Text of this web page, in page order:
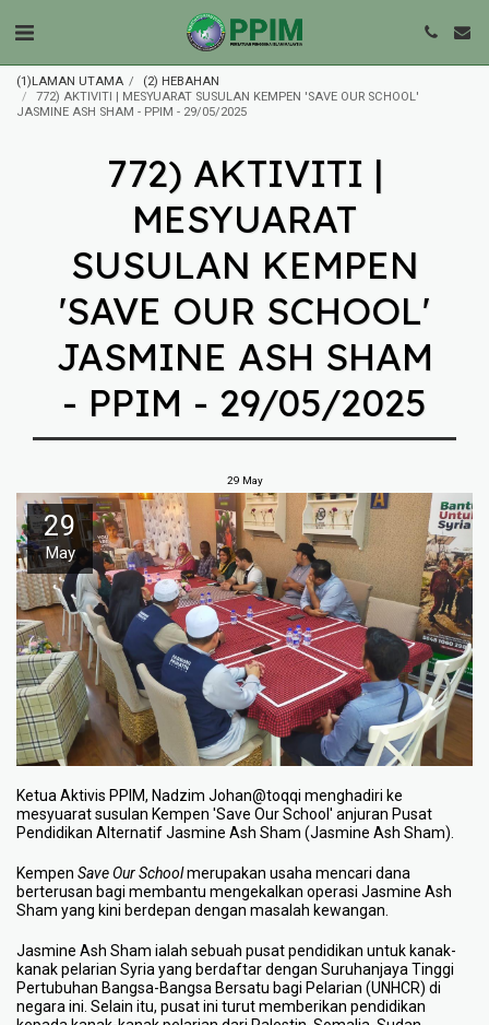
(1)LAMAN UTAMA
(2) HEBAHAN
772) AKTIVITI | MESYUARAT SUSULAN KEMPEN 'SAVE OUR SCHOOL'
JASMINE ASH SHAM - PPIM - 29/05/2025
772) AKTIVITI |
MESYUARAT
SUSULAN KEMPEN
'SAVE OUR SCHOOL'
JASMINE ASH SHAM
- PPIM - 29/05/2025
29 May
29
May
Ketua Aktivis PPIM, Nadzim Johan@toqqi menghadiri ke
mesyuarat susulan Kempen 'Save Our School' anjuran Pusat
Pendidikan Alternatif Jasmine Ash Sham (Jasmine Ash Sham).
Kempen Save Our Schoolmerupakan usaha mencari dana
berterusan bagi membantu mengekalkan operasi Jasmine Ash
Sham yang kini berdepan dengan masalah kewangan.
Jasmine Ash Sham ialah sebuah pusat pendidikan untuk kanak-
kanak pelarian Syria yang berdaftar dengan Suruhanjaya Tinggi
Pertubuhan Bangsa-Bangsa Bersatu bagi Pelarian (UNHCR) di
negara ini. Selain itu, pusat ini turut memberikan pendidikan